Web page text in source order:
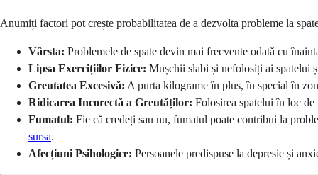
Anumiți factori pot crește probabilitatea de a dezvolta probleme la
Vârsta: Problemele de spate devin mai frecvente odată cu
Lipsa Exercițiilor Fizice: Mușchii slabi și nefolosiți ai spatelui
Greutatea Excesivă: A purta kilograme în plus, în special în
Ridicarea Incorectă a Greutăților: Folosirea spatelui în loc de
Fumatul: Fie că credeți sau nu, fumatul poate contribui la
sursa.
Afecțiuni Psihologice: Persoanele predispuse la depresie și